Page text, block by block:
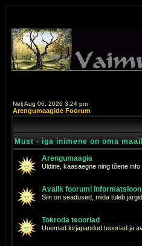
Nelj Aug 06, 2026 3:24 pm
Arengumaagide Foorum
Must - iga inimene on oma
Arengumaagia
Üldine, kaasaegne ning tõene
Avalik foorumi informatsioon
Siin on seadused, mida tuleb
Tokroda teooriad
Uuemad kirjapandud teooriad ja